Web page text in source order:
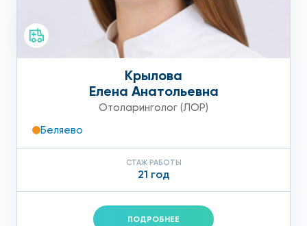
Крылова
Елена Анатольевна
Отоларинголог (ЛОР)
Беляево
СТАЖ РАБОТЫ
21 год
ПОДРОБНЕЕ